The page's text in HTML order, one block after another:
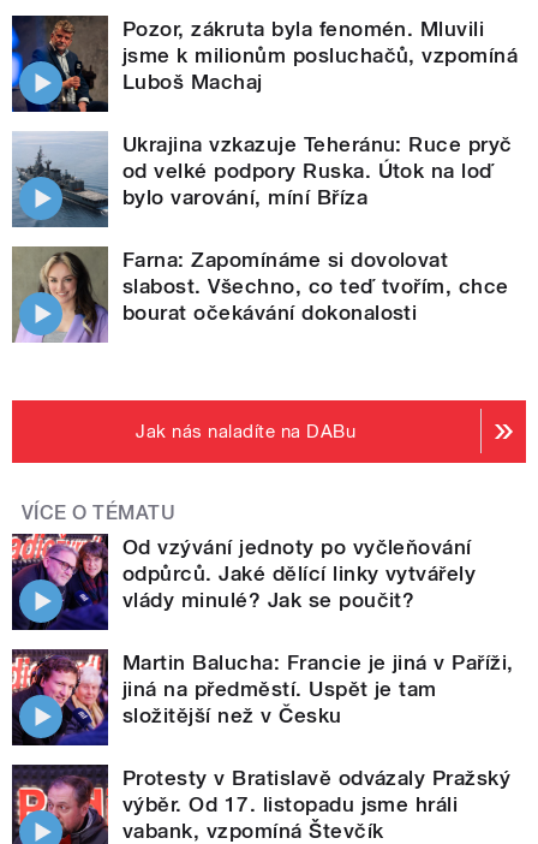
Pozor, zákruta byla fenomén. Mluvili
jsme k milionům posluchačů, vzpomíná
Luboš Machaj
Ukrajina vzkazuje Teheránu: Ruce pryč
od velké podpory Ruska. Útok na loď
bylo varování, míní Bříza
Farna: Zapomínáme si dovolovat
slabost. Všechno, co teď tvořím, chce
bourat očekávání dokonalosti
Jak nás naladíte na DABu
VÍCE O TÉMATU
Od vzývání jednoty po vyčleňování
odpůrců. Jaké dělící linky vytvářely
vlády minulé? Jak se poučit?
Martin Balucha: Francie je jiná v Paříži,
jiná na předměstí. Uspět je tam
složitější než v Česku
Protesty v Bratislavě odvázaly Pražský
výběr. Od 17. listopadu jsme hráli
vabank, vzpomíná Števčík